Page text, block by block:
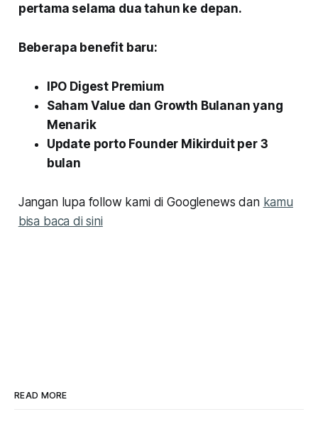
pertama selama dua tahun ke depan.
Beberapa benefit baru:
IPO Digest Premium
Saham Value dan Growth Bulanan yang
Menarik
Update porto Founder Mikirduit per 3
bulan
Jangan lupa follow kami di Googlenews dan kamu
bisa baca di sini
READ MORE